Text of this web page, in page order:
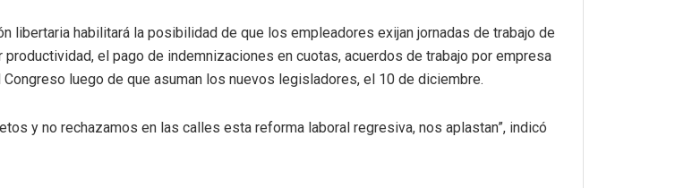
libertaria habilitará la posibilidad de que los empleadores exijan jornadas de trabajo de
el pago de indemnizaciones en cuotas, acuerdos de trabajo por empresa
luego de que asuman los nuevos legisladores, el 10 de diciembre.
y no rechazamos en las calles esta reforma laboral regresiva, nos aplastan”, indicó